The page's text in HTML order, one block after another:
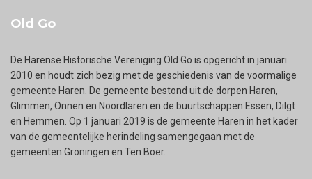
Old Go
De Harense Historische Vereniging Old Go is opgericht in januari
2010 en houdt zich bezig met de geschiedenis van de voormalige
gemeente Haren. De gemeente bestond uit de dorpen Haren,
Glimmen, Onnen en Noordlaren en de buurtschappen Essen, Dilgt
en Hemmen. Op 1 januari 2019 is de gemeente Haren in het kader
van de gemeentelijke herindeling samengegaan met de
gemeenten Groningen en Ten Boer.